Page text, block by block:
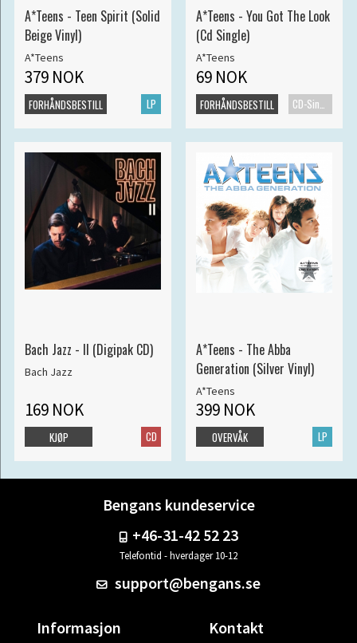
A*Teens - Teen Spirit (Solid
Beige Vinyl)
A*Teens
379 NOK
LP
FORHÅNDSBESTILL
A*Teens - You Got The Look
(Cd Single)
A*Teens
69 NOK
FORHÅNDSBESTILL
Bach Jazz - II (Digipak CD)
Bach Jazz
169 NOK
CD
KJØP
A*Teens - The Abba
Generation (Silver Vinyl)
A*Teens
399 NOK
LP
OVERVÅK
Bengans kundeservice
+46-31-42 52 23
Telefontid - hverdager 10-12
support@bengans.se
Informasjon Kontakt